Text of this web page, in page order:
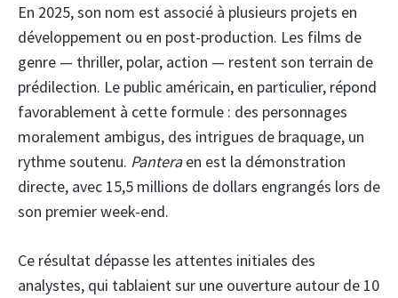
En 2025, son nom est associé à plusieurs projets en
développement ou en post-production. Les films de
genre — thriller, polar, action — restent son terrain de
prédilection. Le public américain, en particulier, répond
favorablement à cette formule : des personnages
moralement ambigus, des intrigues de braquage, un
rythme soutenu. Panteraen est la démonstration
directe, avec 15,5 millions de dollars engrangés lors de
son premier week-end.
Ce résultat dépasse les attentes initiales des
analystes, qui tablaient sur une ouverture autour de 10